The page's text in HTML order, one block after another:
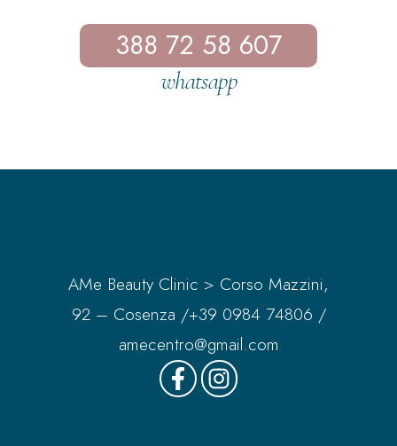
388 72 58 607
whatsapp
AMe Beauty Clinic > Corso Mazzini,
92 – Cosenza /+39 0984 74806 /
amecentro@gmail.com